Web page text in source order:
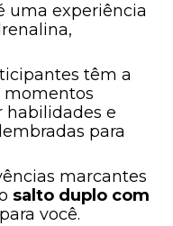
uma experiência
têm a
momentos
habilidades e
para
marcantes
salto duplo com
você.